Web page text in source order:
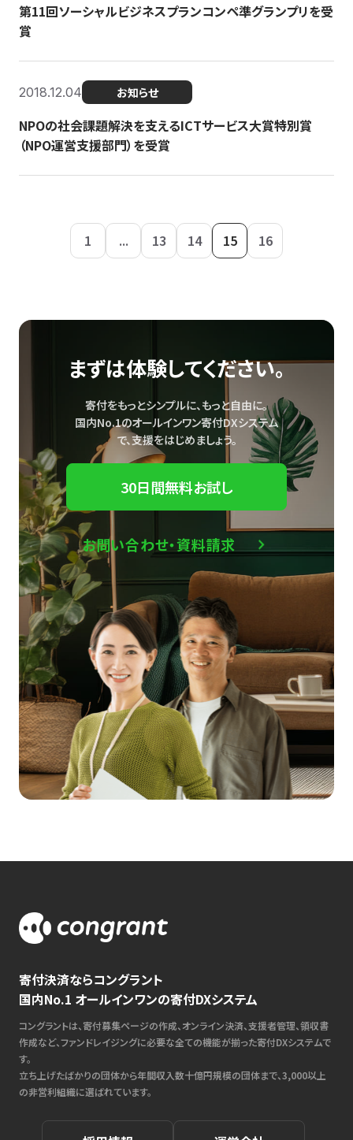
第11回ソーシャルビジネスプランコンペ準グランプリを受
賞
2018.12.04 お知らせ
NPOの社会課題解決を支えるICTサービス大賞特別賞
（NPO運営支援部門）を受賞
1 ... 13 14 15 16
まずは体験してください。
寄付をもっとシンプルに、もっと自由に。
国内No.1のオールインワン寄付DXシステム
で、支援をはじめましょう。
30日間無料お試し
お問い合わせ・資料請求
寄付決済ならコングラント
国内No.1 オールインワンの寄付DXシステム
コングラントは、寄付募集ページの作成、オンライン決済、支援者管理、領収書
作成など、ファンドレイジングに必要な全ての機能が揃った寄付DXシステムで
す。
立ち上げたばかりの団体から年間収入数十億円規模の団体まで、3,000以上
の非営利組織に選ばれています。